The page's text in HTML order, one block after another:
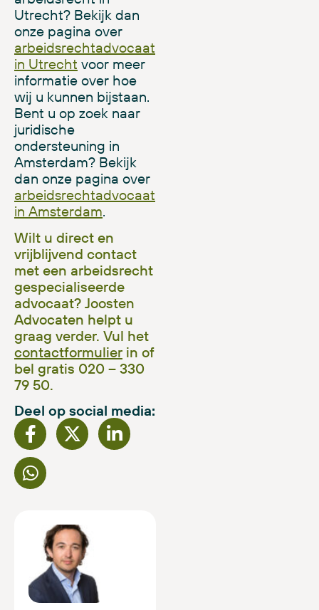
Utrecht? Bekijk dan
onze pagina over
arbeidsrechtadvocaat
in Utrecht voor meer
informatie over hoe
wij u kunnen bijstaan.
Bent u op zoek naar
juridische
ondersteuning in
Amsterdam? Bekijk
dan onze pagina over
arbeidsrechtadvocaat
in Amsterdam.
Wilt u direct en
vrijblijvend contact
met een arbeidsrecht
gespecialiseerde
advocaat? Joosten
Advocaten helpt u
graag verder. Vul het
contactformulier in of
bel gratis 020 – 330
79 50.
Deel op social media: